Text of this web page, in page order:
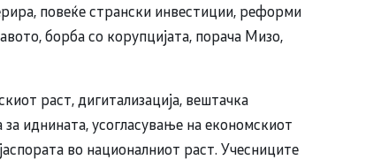
повеќе странски инвестиции, реформи
борба со корупцијата, порача Мизо,
раст, дигитализација, вештачка
иднината, усогласување на економскиот
во националниот раст. Учесниците